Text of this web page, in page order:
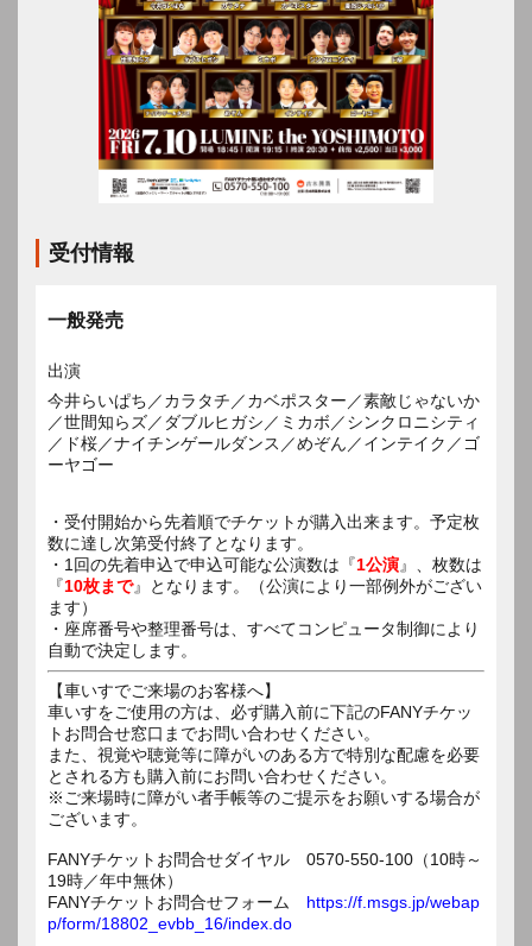
受付情報
一般発売
出演
今井らいぱち／カラタチ／カベポスター／素敵じゃないか
／世間知らズ／ダブルヒガシ／ミカボ／シンクロニシティ
／ド桜／ナイチンゲールダンス／めぞん／インテイク／ゴ
ーヤゴー
・受付開始から先着順でチケットが購入出来ます。予定枚
数に達し次第受付終了となります。
・1回の先着申込で申込可能な公演数は『1公演』、枚数は
『10枚まで』となります。（公演により一部例外がござい
ます）
・座席番号や整理番号は、すべてコンピュータ制御により
自動で決定します。
【車いすでご来場のお客様へ】
車いすをご使用の方は、必ず購入前に下記のFANYチケッ
トお問合せ窓口までお問い合わせください。
また、視覚や聴覚等に障がいのある方で特別な配慮を必要
とされる方も購入前にお問い合わせください。
※ご来場時に障がい者手帳等のご提示をお願いする場合が
ございます。
FANYチケットお問合せダイヤル 0570-550-100（10時～
19時／年中無休）
FANYチケットお問合せフォーム https://f.msgs.jp/webap
p/form/18802_evbb_16/index.do